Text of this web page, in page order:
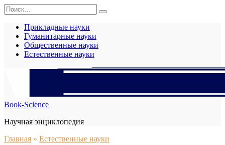
Перейти
к
содержанию
Search
for:
Прикладные науки
Гуманитарные науки
Общественные науки
Естественные науки
Book-Science
Научная энциклопедия
Главная » Естественные науки